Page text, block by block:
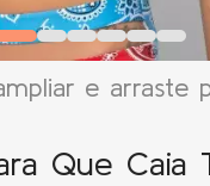
e arraste
Que Caia